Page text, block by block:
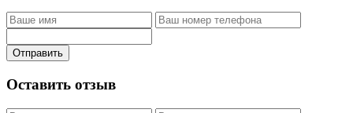
Отправить
Оставить отзыв